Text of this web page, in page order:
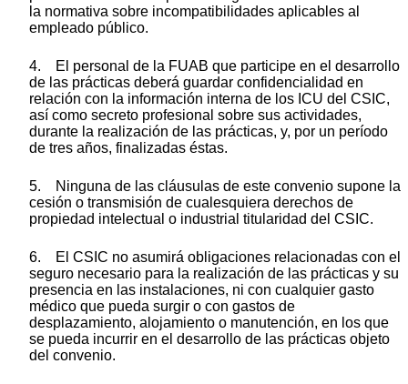
la normativa sobre incompatibilidades aplicables al
empleado público.
4. El personal de la FUAB que participe en el desarrollo
de las prácticas deberá guardar confidencialidad en
relación con la información interna de los ICU del CSIC,
así como secreto profesional sobre sus actividades,
durante la realización de las prácticas, y, por un período
de tres años, finalizadas éstas.
5. Ninguna de las cláusulas de este convenio supone la
cesión o transmisión de cualesquiera derechos de
propiedad intelectual o industrial titularidad del CSIC.
6. El CSIC no asumirá obligaciones relacionadas con el
seguro necesario para la realización de las prácticas y su
presencia en las instalaciones, ni con cualquier gasto
médico que pueda surgir o con gastos de
desplazamiento, alojamiento o manutención, en los que
se pueda incurrir en el desarrollo de las prácticas objeto
del convenio.